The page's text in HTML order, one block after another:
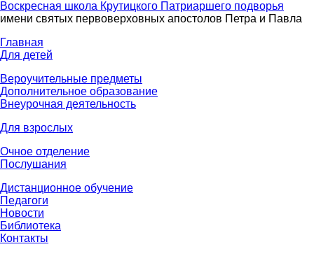
Воскресная школа Крутицкого Патриаршего подворья
имени святых первоверховных апостолов Петра и Павла
Главная
Для детей
Вероучительные предметы
Дополнительное образование
Внеурочная деятельность
Для взрослых
Очное отделение
Послушания
Дистанционное обучение
Педагоги
Новости
Библиотека
Контакты